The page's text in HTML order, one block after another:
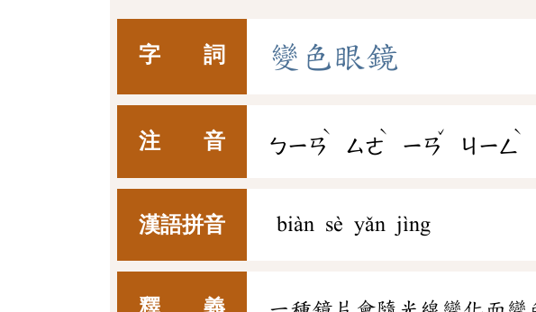
字 詞 變 色眼鏡
注 音 ㄅㄧㄢ
ˋ
ㄙㄜ
ˋ
ㄧㄢ
ˇ
ㄐㄧㄥ
ˋ
漢語拼音 biàn sè yǎn jìng